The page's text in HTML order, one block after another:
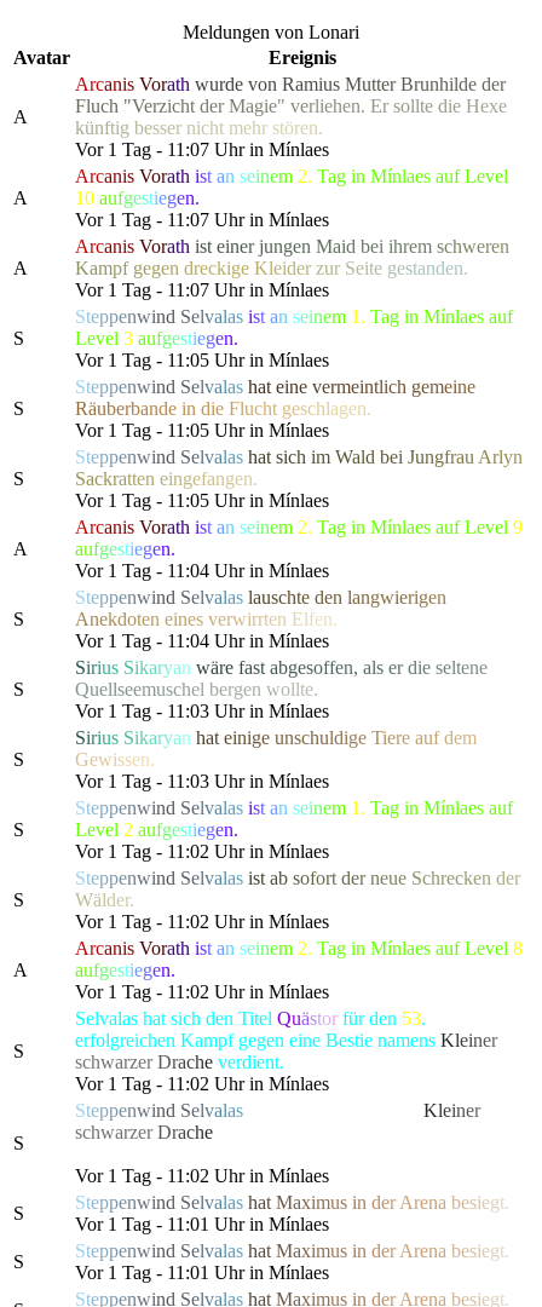
Meldungen von Lonari
Avatar
Ereignis
A
Arcanis Vorath wurde von Ramius Mutter Brunhilde der
Fluch "Verzicht der Magie" verliehen. Er sollte die Hexe
künftig besser nicht mehr stören.
Vor 1 Tag - 11:07 Uhr in Mínlaes
A
Arcanis Vorath ist an seinem 2. Tag in Mínlaes auf Level
10 aufgestiegen.
Vor 1 Tag - 11:07 Uhr in Mínlaes
A
Arcanis Vorath ist einer jungen Maid bei ihrem schweren
Kampf gegen dreckige Kleider zur Seite gestanden.
Vor 1 Tag - 11:07 Uhr in Mínlaes
S
Steppenwind Selvalas ist an seinem 1. Tag in Mínlaes auf
Level 3 aufgestiegen.
Vor 1 Tag - 11:05 Uhr in Mínlaes
S
Steppenwind Selvalas hat eine vermeintlich gemeine
Räuberbande in die Flucht geschlagen.
Vor 1 Tag - 11:05 Uhr in Mínlaes
S
Steppenwind Selvalas hat sich im Wald bei Jungfrau Arlyn
Sackratten eingefangen.
Vor 1 Tag - 11:05 Uhr in Mínlaes
A
Arcanis Vorath ist an seinem 2. Tag in Mínlaes auf Level 9
aufgestiegen.
Vor 1 Tag - 11:04 Uhr in Mínlaes
S
Steppenwind Selvalas lauschte den langwierigen
Anekdoten eines verwirrten Elfen.
Vor 1 Tag - 11:04 Uhr in Mínlaes
S
Sirius Sikaryan wäre fast abgesoffen, als er die seltene
Quellseemuschel bergen wollte.
Vor 1 Tag - 11:03 Uhr in Mínlaes
S
Sirius Sikaryan hat einige unschuldige Tiere auf dem
Gewissen.
Vor 1 Tag - 11:03 Uhr in Mínlaes
S
Steppenwind Selvalas ist an seinem 1. Tag in Mínlaes auf
Level 2 aufgestiegen.
Vor 1 Tag - 11:02 Uhr in Mínlaes
S
Steppenwind Selvalas ist ab sofort der neue Schrecken der
Wälder.
Vor 1 Tag - 11:02 Uhr in Mínlaes
A
Arcanis Vorath ist an seinem 2. Tag in Mínlaes auf Level 8
aufgestiegen.
Vor 1 Tag - 11:02 Uhr in Mínlaes
S
Selvalas hat sich den Titel Quästor für den 53.
erfolgreichen Kampf gegen eine Bestie namens Kleiner
schwarzer Drache verdient.
Vor 1 Tag - 11:02 Uhr in Mínlaes
S
Steppenwind Selvalas Kleiner
schwarzer Drache
Vor 1 Tag - 11:02 Uhr in Mínlaes
S
Steppenwind Selvalas hat Maximus in derArena besiegt.
Vor 1 Tag - 11:01 Uhr in Mínlaes
S
Steppenwind Selvalas hat Maximus in derArena besiegt.
Vor 1 Tag - 11:01 Uhr in Mínlaes
Steppenwind Selvalas hat Maximus in derArena besiegt.